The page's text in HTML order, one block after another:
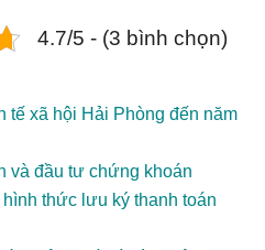
4.7/5 - (3 bình chọn)
xã hội Hải Phòng đến năm
và đầu tư chứng khoán
thức lưu ký thanh toán